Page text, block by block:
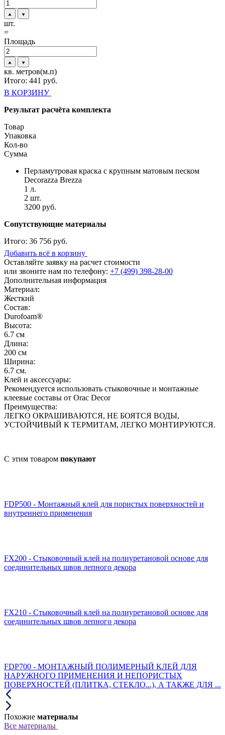
шт.
=
Площадь
кв. метров(м.п)
Итого: 441 руб.
В КОРЗИНУ
Результат расчёта комплекта
Товар
Упаковка
Кол-во
Сумма
Перламутровая краска с крупным матовым песком
Decorazza Brezza
1 л.
2 шт.
3200 руб.
Сопутствующие материалы
Итого: 36 756 руб.
Добавить всё в корзину
Оставляйте заявку на расчет стоимости
или звоните нам по телефону: +7 (499) 398-28-00
Дополнительная информация
Материал:
Жесткий
Состав:
Durofoam® ‎
Высота:
6.7 см
Длина:
200 см
Ширина:
6.7 см.
Клей и аксессуары:
Рекомендуется использовать стыковочные и монтажные
клеевые составы от Orac Decor
Преимущества:
ЛЕГКО ОКРАШИВАЮТСЯ, НЕ БОЯТСЯ ВОДЫ,
УСТОЙЧИВЫЙ К ТЕРМИТАМ, ЛЕГКО МОНТИРУЮТСЯ.
С этим товаром покупают
FDP500 - Монтажный клей для пористых поверхностей и
внутреннего применения
FX200 - Стыковочный клей на полиуретановой основе для
соединительных швов лепного декора
FX210 - Стыковочный клей на полиуретановой основе для
соединительных швов лепного декора
FDP700 - МОНТАЖНЫЙ ПОЛИМЕРНЫЙ КЛЕЙ ДЛЯ
НАРУЖНОГО ПРИМЕНЕНИЯ И НЕПОРИСТЫХ
ПОВЕРХНОСТЕЙ (ПЛИТКА, СТЕКЛО...), А ТАКЖЕ ДЛЯ ...
Похожие материалы
Все материалы